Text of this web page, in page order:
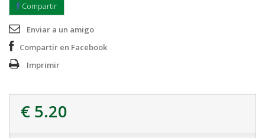
Compartir
Enviar a un amigo
Compartir en Facebook
Imprimir
€ 5.20